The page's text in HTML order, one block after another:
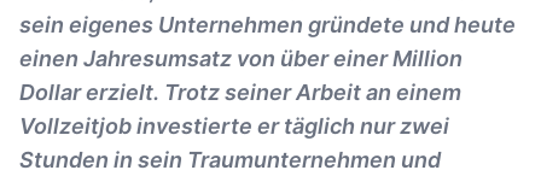
sein eigenes Unternehmen gründete und heute
einen Jahresumsatz von über einer Million
Dollar erzielt. Trotz seiner Arbeit an einem
Vollzeitjob investierte er täglich nur zwei
Stunden in sein Traumunternehmen und